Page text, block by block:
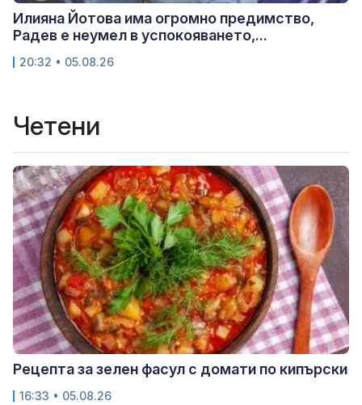
Илияна Йотова има огромно предимство,
Радев е неумел в успокояването,...
20:32 • 05.08.26
Четени
Рецепта за зелен фасул с домати по кипърски
16:33 • 05.08.26